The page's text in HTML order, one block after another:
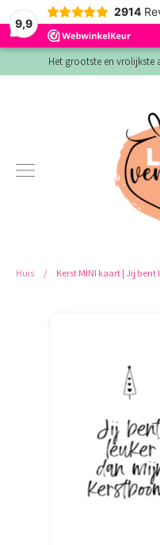
9,9
2914
Verder
naar
Het grootste en vrolijkste
Huis / Kerst MINI kaart | Jij